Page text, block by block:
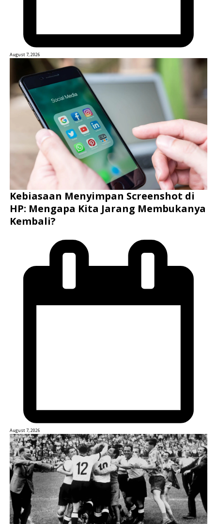
August 7, 2026
Kebiasaan Menyimpan Screenshot di
HP: Mengapa Kita Jarang Membukanya
Kembali?
August 7, 2026